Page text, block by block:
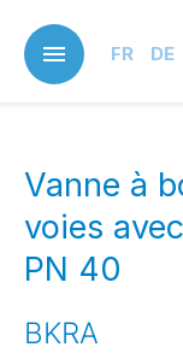
main
content
FR DE
Vanne à
voies
PN 40
BKRA